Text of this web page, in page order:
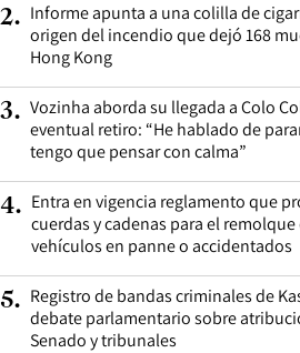
2. Informe apunta a una colilla de
origen del incendio que dejó 168
Hong Kong
3. Vozinha aborda su llegada a Colo
eventual retiro: “He hablado de
tengo que pensar con calma”
4. Entra en vigencia reglamento que
cuerdas y cadenas para el remolque
vehículos en panne o accidentados
5. Registro de bandas criminales de
debate parlamentario sobre
Senado y tribunales